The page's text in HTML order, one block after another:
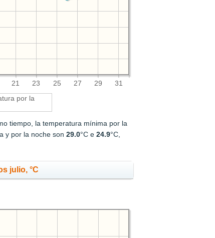
21 23 25 27 29 31
por la
tiempo, la temperatura mínima por la
y por la noche son29.0°C e24.9°C,
julio, °C